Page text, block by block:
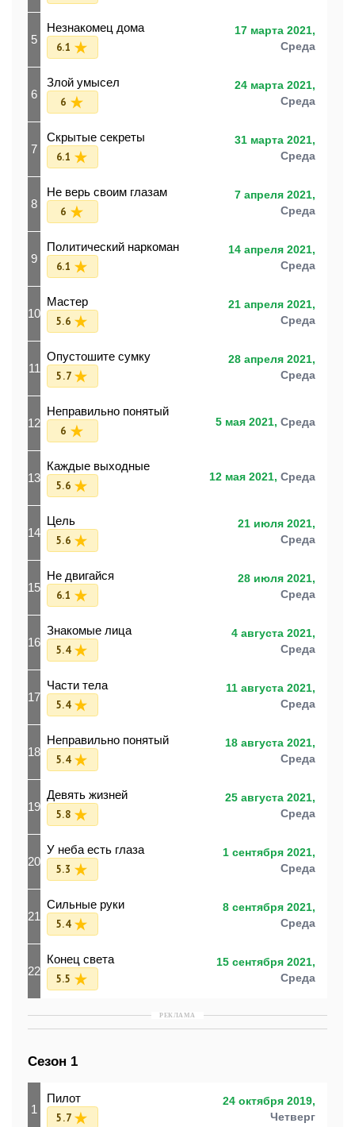
5
Незнакомец дома
6.1
17 марта 2021,
Среда
6
Злой умысел
6
24 марта 2021,
Среда
7
Скрытые секреты
6.1
31 марта 2021,
Среда
8
Не верь своим глазам
6
7 апреля 2021,
Среда
9
Политический наркоман
6.1
14 апреля 2021,
Среда
10
Мастер
5.6
21 апреля 2021,
Среда
11
Опустошите сумку
5.7
28 апреля 2021,
Среда
12
Неправильно понятый
6
5 мая 2021, Среда
13
Каждые выходные
5.6
12 мая 2021, Среда
14
Цель
5.6
21 июля 2021,
Среда
15
Не двигайся
6.1
28 июля 2021,
Среда
16
Знакомые лица
5.4
4 августа 2021,
Среда
17
Части тела
5.4
11 августа 2021,
Среда
18
Неправильно понятый
5.4
18 августа 2021,
Среда
19
Девять жизней
5.8
25 августа 2021,
Среда
20
У неба есть глаза
5.3
1 сентября 2021,
Среда
21
Сильные руки
5.4
8 сентября 2021,
Среда
22
Конец света
5.5
15 сентября 2021,
Среда
РЕКЛАМА
Сезон 1
1
Пилот
5.7
24 октября 2019,
Четверг